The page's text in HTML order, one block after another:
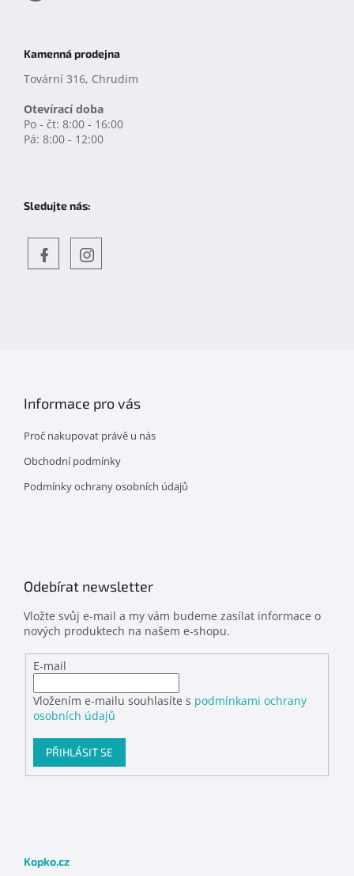
Kamenná prodejna
Tovární 316, Chrudim
Otevírací doba
Po - čt: 8:00 - 16:00
Pá: 8:00 - 12:00
Sledujte nás:
Informace pro vás
Proč nakupovat právě u nás
Obchodní podmínky
Podmínky ochrany osobních údajů
Odebírat newsletter
Vložte svůj e-mail a my vám budeme zasílat informace o
nových produktech na našem e-shopu.
E-mail
Vložením e-mailu souhlasíte s podmínkami ochrany
osobních údajů
PŘIHLÁSIT SE
Kopko.cz